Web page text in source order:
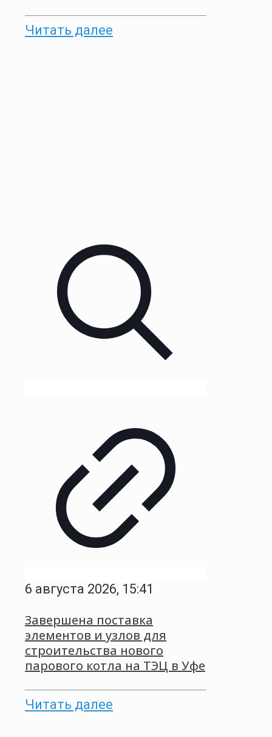
Читать далее
6 августа 2026, 15:41
Завершена поставка
элементов и узлов для
строительства нового
парового котла на ТЭЦ в Уфе
Читать далее